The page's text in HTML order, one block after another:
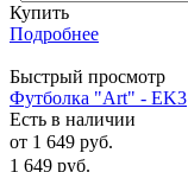
Купить
Подробнее
Быстрый просмотр
Футболка "Art" - EK3
Есть в наличии
от 1 649 руб.
1 649 руб.